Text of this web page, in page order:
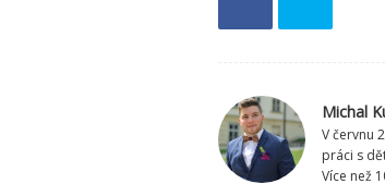
Michal
V červnu
práci s
Více než